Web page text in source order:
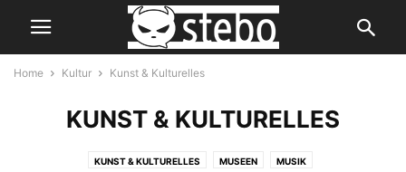
Home Kultur Kunst & Kulturelles
KUNST & KULTURELLES
KUNST & KULTURELLES MUSEEN MUSIK